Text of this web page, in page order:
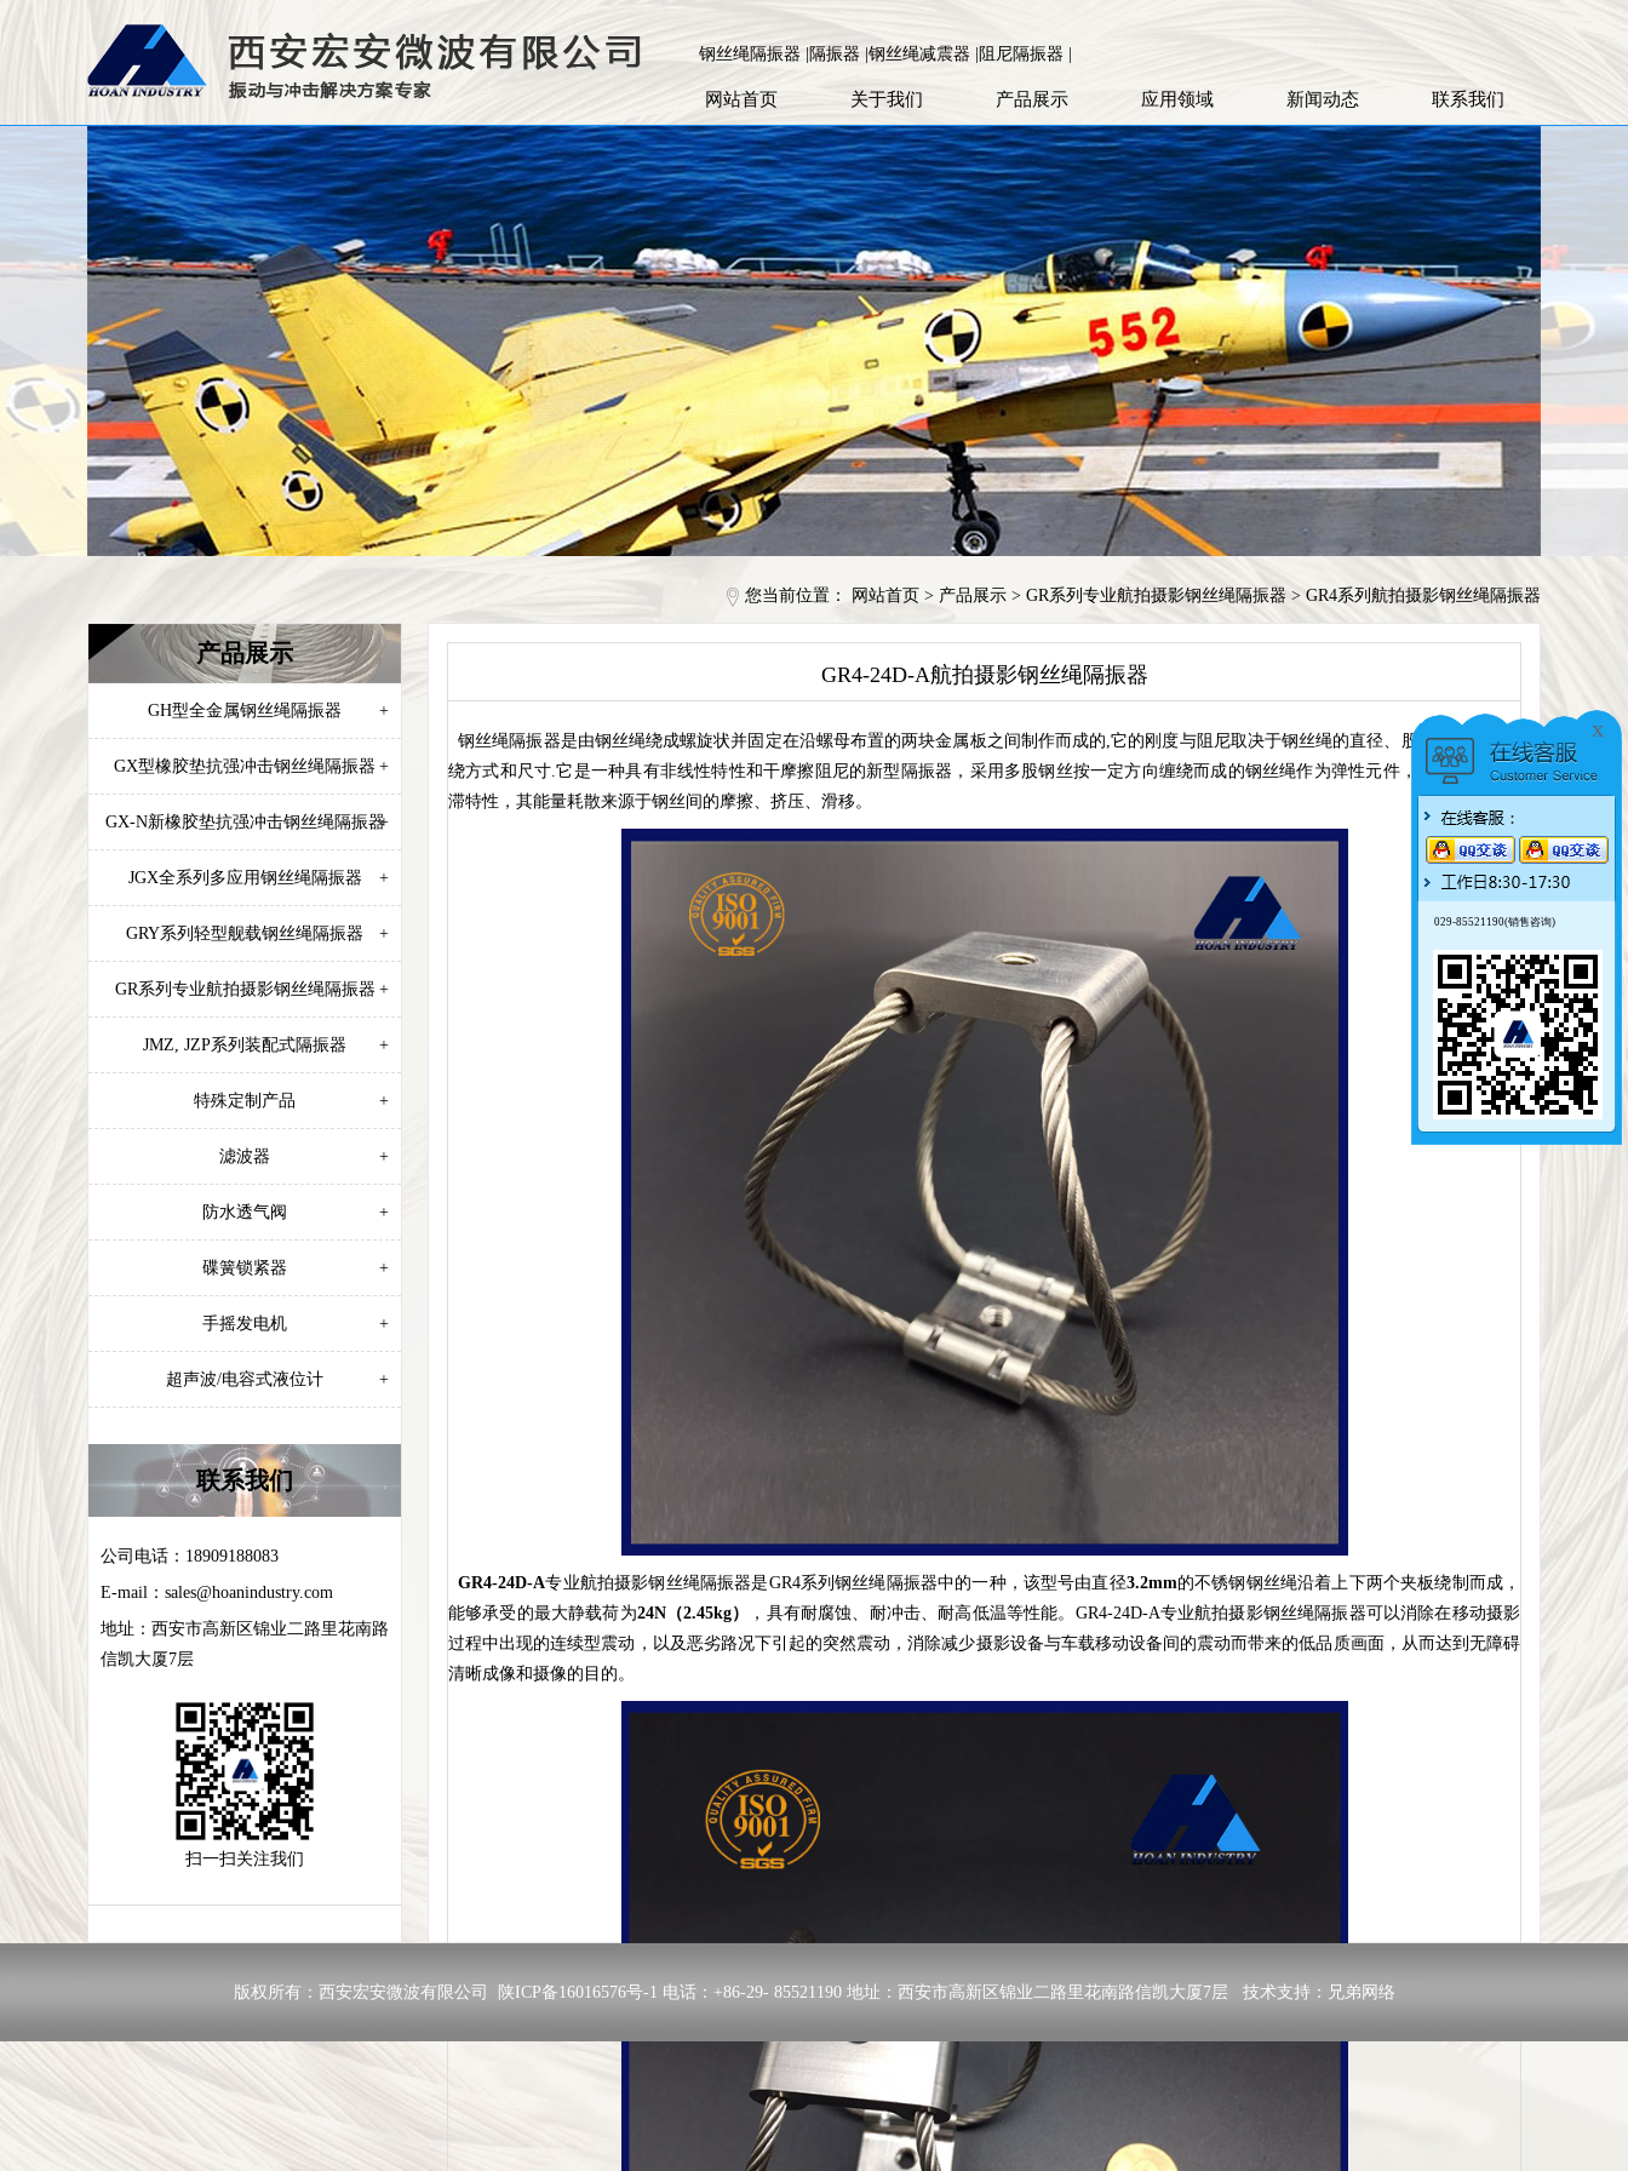
钢丝绳隔振器 |隔振器 |钢丝绳减震器 |阻尼隔振器 |
网站首页 关于我们 产品展示 应用领域 新闻动态 联系我们
您当前位置： 网站首页 > 产品展示 > GR系列专业航拍摄影钢丝绳隔振器 > GR4系列航拍摄影钢丝绳隔振器
产品展示
GH型全金属钢丝绳隔振器 +
GX型橡胶垫抗强冲击钢丝绳隔振器 +
GX-N新橡胶垫抗强冲击钢丝绳隔振器+
JGX全系列多应用钢丝绳隔振器 +
GRY系列轻型舰载钢丝绳隔振器 +
GR系列专业航拍摄影钢丝绳隔振器 +
JMZ, JZP系列装配式隔振器 +
特殊定制产品 +
滤波器 +
防水透气阀 +
碟簧锁紧器 +
手摇发电机 +
超声波/电容式液位计 +
联系我们
公司电话：18909188083
E-mail： sales@hoanindustry.com
地址： 西安市高新区锦业二路里花南路
信凯大厦7层
扫一扫关注我们
GR4-24D-A航拍摄影钢丝绳隔振器
钢丝绳隔振器是由钢丝绳绕成螺旋状并固定在沿螺母布置的两块金属板之间制作而成的,它的刚度与阻尼取决于钢丝绳的直径、股数、圈数及缠
绕方式和尺寸.它是一种具有非线性特性和干摩擦阻尼的新型隔振器，采用多股钢丝按一定方向缠绕而成的钢丝绳作为弹性元件，具有明显的迟
滞特性，其能量耗散来源于钢丝间的摩擦、挤压、滑移。
GR4-24D-A专业航拍摄影钢丝绳隔振器是GR4系列钢丝绳隔振器中的一种，该型号由直径3.2mm的不锈钢钢丝绳沿着上下两个夹板绕制而成，
能够承受的最大静载荷为24N（2.45kg） ，具有耐腐蚀、耐冲击、耐高低温等性能。 GR4-24D-A专业航拍摄影钢丝绳隔振器可以消除在移动摄影
过程中出现的连续型震动，以及恶劣路况下引起的突然震动，消除减少摄影设备与车载移动设备间的震动而带来的低品质画面，从而达到无障碍
清晰成像和摄像的目的。
版权所有：西安宏安微波有限公司 陕ICP备16016576号-1 电话：+86-29- 85521190 地址：西安市高新区锦业二路里花南路信凯大厦7层 技术支持： 兄弟网络
x
029-85521190(销售咨询)